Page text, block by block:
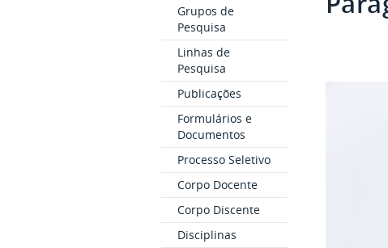
Grupos de
Pesquisa
Linhas de
Pesquisa
Publicações
Formulários e
Documentos
Processo Seletivo
Corpo Docente
Corpo Discente
Disciplinas